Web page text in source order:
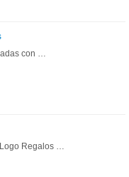
con …
Regalos …